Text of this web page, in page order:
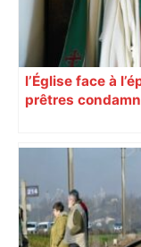
l’Église face à
prêtres